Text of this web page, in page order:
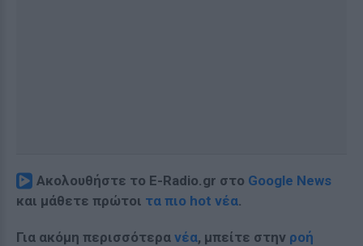
Ακολουθήστε το E-Radio.gr στο Google News
και μάθετε πρώτοι τα πιο hot νέα.
Για ακόμη περισσότερα νέα, μπείτε στην ροή